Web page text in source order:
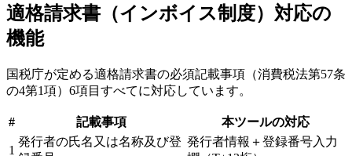
適格請求書（インボイス制度）対応の
機能
国税庁が定める適格請求書の必須記載事項（消費税法第57条
の4第1項）6項目すべてに対応しています。
# 記載事項 本ツールの対応
1
発行者の氏名又は名称及び登 発行者情報＋登録番号入力